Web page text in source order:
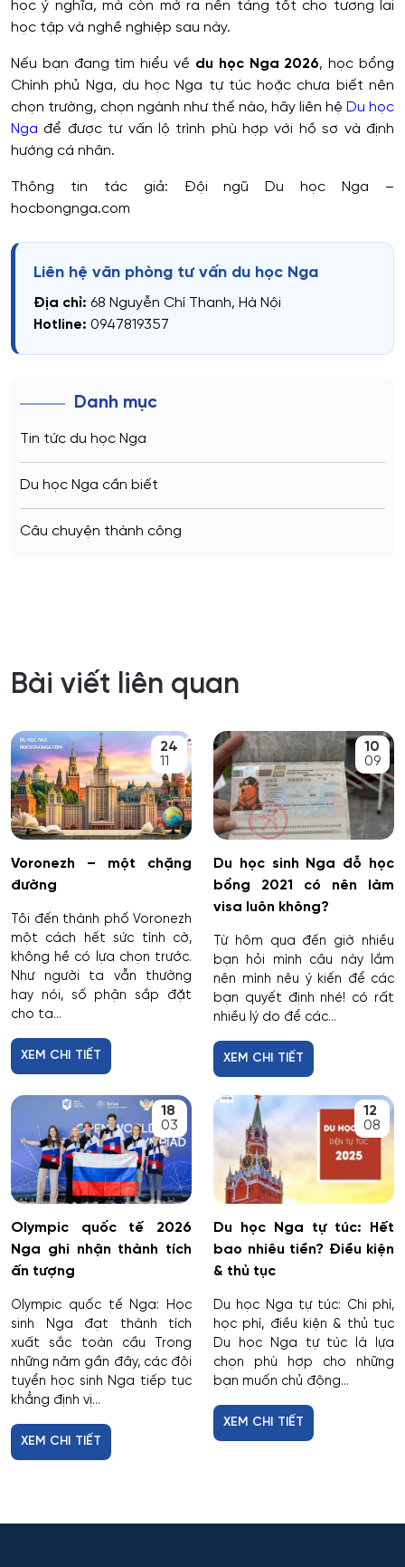
học ý nghĩa, mà còn mở ra nền tảng tốt cho tương lai
học tập và nghề nghiệp sau này.
Nếu bạn đang tìm hiểu về du học Nga 2026, học bổng
Chính phủ Nga, du học Nga tự túc hoặc chưa biết nên
chọn trường, chọn ngành như thế nào, hãy liên hệ Du học
Nga để được tư vấn lộ trình phù hợp với hồ sơ và định
hướng cá nhân.
Thông tin tác giả: Đội ngũ Du học Nga –
hocbongnga.com
Liên hệ văn phòng tư vấn du học Nga
Địa chỉ: 68 Nguyễn Chí Thanh, Hà Nội
Hotline: 0947819357
Danh mục
Tin tức du học Nga
Du học Nga cần biết
Câu chuyện thành công
Bài viết liên quan
24
11
Voronezh – một chặng
đường
Tôi đến thành phố Voronezh
một cách hết sức tình cờ,
không hề có lựa chọn trước.
Như người ta vẫn thường
hay nói, số phận sắp đặt
cho ta...
XEM CHI TIẾT
10
09
Du học sinh Nga đỗ học
bổng 2021 có nên làm
visa luôn không?
Từ hôm qua đến giờ nhiều
bạn hỏi mình câu này lắm
nên mình nêu ý kiến để các
bạn quyết định nhé! có rất
nhiều lý do để các...
XEM CHI TIẾT
18
03
Olympic quốc tế 2026
Nga ghi nhận thành tích
ấn tượng
Olympic quốc tế Nga: Học
sinh Nga đạt thành tích
xuất sắc toàn cầu Trong
những năm gần đây, các đội
tuyển học sinh Nga tiếp tục
khẳng định vị...
XEM CHI TIẾT
12
08
Du học Nga tự túc: Hết
bao nhiêu tiền? Điều kiện
& thủ tục
Du học Nga tự túc: Chi phí,
học phí, điều kiện & thủ tục
Du học Nga tự túc là lựa
chọn phù hợp cho những
bạn muốn chủ động...
XEM CHI TIẾT